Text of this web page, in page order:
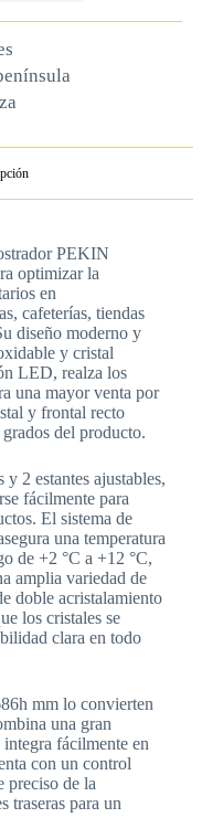
PEKIN
optimizar la
en
cafeterías, tiendas
diseño moderno y
y cristal
LED, realza los
una mayor venta por
y frontal recto
del producto.
2 estantes ajustables,
fácilmente para
El sistema de
una temperatura
de +2 °C a +12 °C,
amplia variedad de
doble acristalamiento
los cristales se
clara en todo
mm lo convierten
una gran
fácilmente en
con un control
preciso de la
traseras para un